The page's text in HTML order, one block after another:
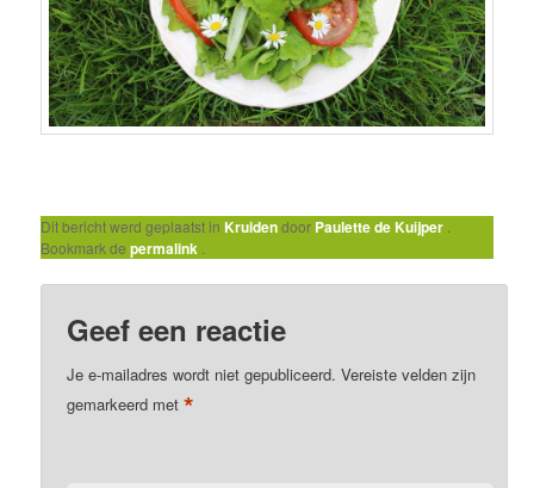
Dit bericht werd geplaatst inKruidendoor Paulette de Kuijper
Bookmark depermalink
Geef een reactie
Je e-mailadres wordt niet gepubliceerd. Vereiste velden zijn
gemarkeerd met*